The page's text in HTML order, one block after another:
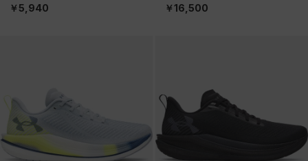
￥5,940 ￥16,500